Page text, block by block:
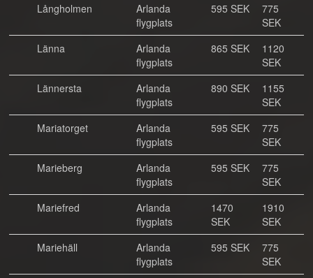
Långholmen
Arlanda
flygplats
595 SEK
775
SEK
Länna
Arlanda
flygplats
865 SEK
1120
SEK
Lännersta
Arlanda
flygplats
890 SEK
1155
SEK
Mariatorget
Arlanda
flygplats
595 SEK
775
SEK
Marieberg
Arlanda
flygplats
595 SEK
775
SEK
Mariefred
Arlanda
flygplats
1470
SEK
1910
SEK
Mariehäll
Arlanda
flygplats
595 SEK
775
SEK